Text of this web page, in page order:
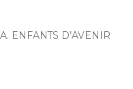
ENFANTS D’AVENIR